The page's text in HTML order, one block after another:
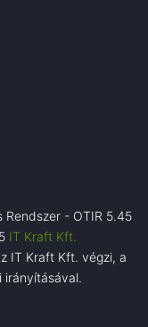
Rendszer - OTIR 5.45
IT Kraft Kft.
IT Kraft Kft. végzi, a
irányításával.